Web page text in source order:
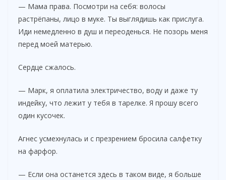
— Мама права. Посмотри на себя: волосы
растрёпаны, лицо в муке. Ты выглядишь как прислуга.
Иди немедленно в душ и переоденься. Не позорь меня
перед моей матерью.
Сердце сжалось.
— Марк, я оплатила электричество, воду и даже ту
индейку, что лежит у тебя в тарелке. Я прошу всего
один кусочек.
Агнес усмехнулась и с презрением бросила салфетку
на фарфор.
— Если она останется здесь в таком виде, я больше